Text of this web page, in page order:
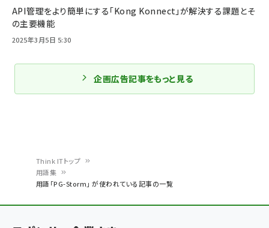
ン
く
Think ITトップ
用語集
用語「PG-Storm」 が使われている記事の一覧
API管理をより簡単にする「Kong Konnect」が解決する課題とそ
の主要機能
2025年3月5日 5:30
企画広告記事をもっと見る